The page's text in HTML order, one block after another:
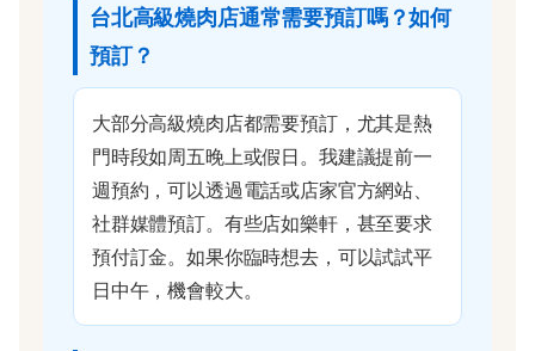
台北高級燒肉店通常需要預訂嗎？如何
預訂？
大部分高級燒肉店都需要預訂，尤其是熱
門時段如周五晚上或假日。我建議提前一
週預約，可以透過電話或店家官方網站、
社群媒體預訂。有些店如樂軒，甚至要求
預付訂金。如果你臨時想去，可以試試平
日中午，機會較大。